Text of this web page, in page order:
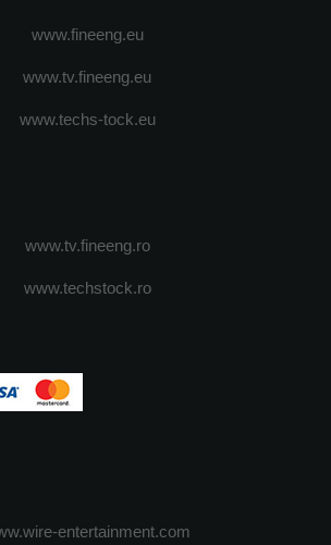
www.fineeng.eu
www.tv.fineeng.eu
www.techs-tock.eu
www.tv.fineeng.ro
www.techstock.ro
entertainment.com